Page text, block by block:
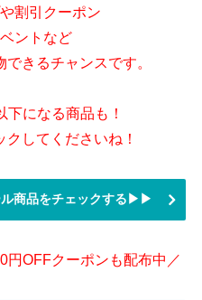
割引クーポン
ントなど
きるチャンスです。
下になる商品も！
してくださいね！
ル商品をチェックする▶▶
円OFFクーポンも配布中／